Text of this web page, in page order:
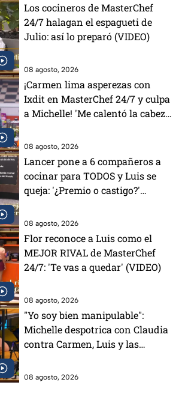
Los cocineros de MasterChef
24/7 halagan el espagueti de
Julio: así lo preparó (VIDEO)
08 agosto, 2026
¡Carmen lima asperezas con
Ixdit en MasterChef 24/7 y culpa
a Michelle! 'Me calentó la cabeza'
08 agosto, 2026
Lancer pone a 6 compañeros a
cocinar para TODOS y Luis se
queja: '¿Premio o castigo?'
08 agosto, 2026
Flor reconoce a Luis como el
MEJOR RIVAL de MasterChef
24/7: 'Te vas a quedar' (VIDEO)
08 agosto, 2026
"Yo soy bien manipulable":
Michelle despotrica con Claudia
contra Carmen, Luis y las
(VIDEO)
08 agosto, 2026